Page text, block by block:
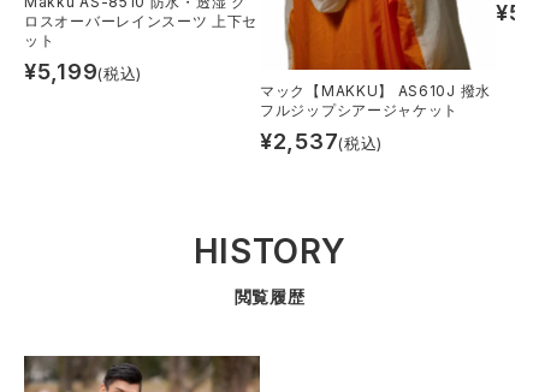
ロスオーバーレインスーツ 上下セ
ット
¥5,199(税込)
マック【MAKKU】 AS610J 撥水
フルジップシアージャケット
¥2,537(税込)
¥
HISTORY
閲覧履歴